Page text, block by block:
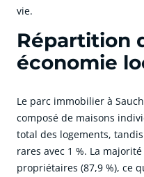
vie.
Répartition
économie
Le parc immobilier à
composé de maisons
total des logements,
rares avec 1 %. La
propriétaires (87,9 %), ce